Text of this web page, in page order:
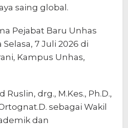
saing global.
Pejabat Baru Unhas
7 Juli 2026 di
Kampus Unhas,
Ruslin, drg., M.Kes., Ph.D.,
sebagai Wakil
dan